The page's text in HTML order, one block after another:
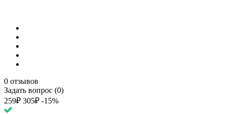
0 отзывов
Задать вопрос (0)
259₽ 305₽ -15%